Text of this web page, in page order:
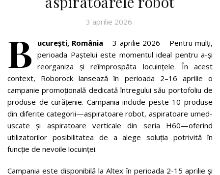
3 aprilie 2026
B ucurești, România – 3 aprilie 2026 – Pentru mulți,
perioada Paștelui este momentul ideal pentru a-și
reorganiza și reîmprospăta locuințele. În acest
context, Roborock lansează în perioada 2–16 aprilie o
campanie promoțională dedicată întregului său portofoliu de
produse de curățenie. Campania include peste 10 produse
din diferite categorii—aspiratoare robot, aspiratoare umed-
uscate și aspiratoare verticale din seria H60—oferind
utilizatorilor posibilitatea de a alege soluția potrivită în
funcție de nevoile locuinței.
Campania este disponibilă la Altex în perioada 2-15 aprilie și